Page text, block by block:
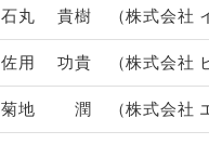
石丸 貴樹 （株式会社 イ
佐用 功貴 （株式会社 ビ
菊地 潤 （株式会社 エ